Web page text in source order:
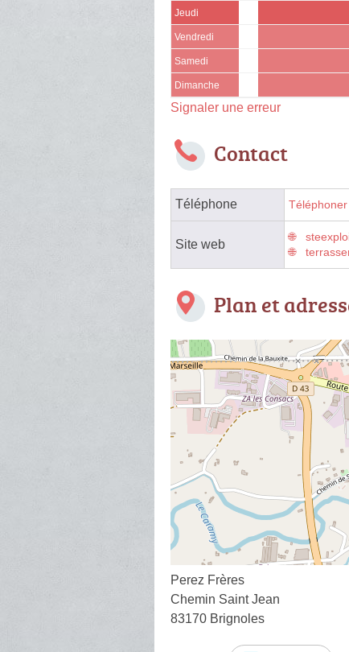
Jeudi
Vendredi
Samedi
Dimanche
Signaler une erreur
Contact
Téléphone Téléphoner
Site web
Plan et
Perez Frères
Chemin Saint Jean
83170 Brignoles